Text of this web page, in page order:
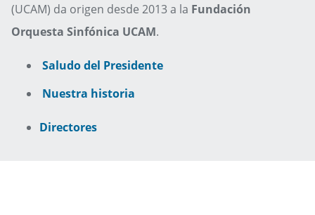
(UCAM) da origen desde 2013 a la Fundación
Orquesta Sinfónica UCAM.
Saludo del Presidente
Nuestra historia
Directores